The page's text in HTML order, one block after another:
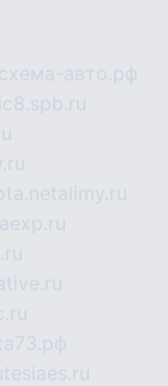
схема-авто.рф
alimy.ru
tesiaes.ru